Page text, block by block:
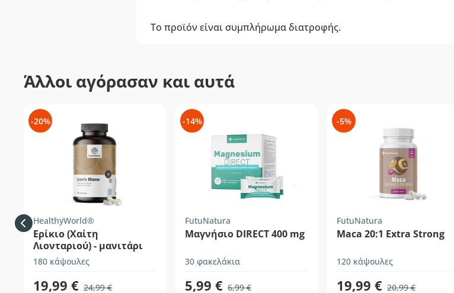
Το προϊόν είναι συμπλήρωμα διατροφής.
Άλλοι αγόρασαν και αυτά
-20%
HealthyWorld®
Ερίκιο (Χαίτη
Λιονταριού) - μανιτάρι
180 κάψουλες
19,99 € 24,99 €
-14%
FutuNatura
Μαγνήσιο DIRECT 400 mg
30 φακελάκια
5,99 € 6,99 €
-5%
FutuNatura
Maca 20:1 Extra Strong
120 κάψουλες
19,99 € 20,99 €